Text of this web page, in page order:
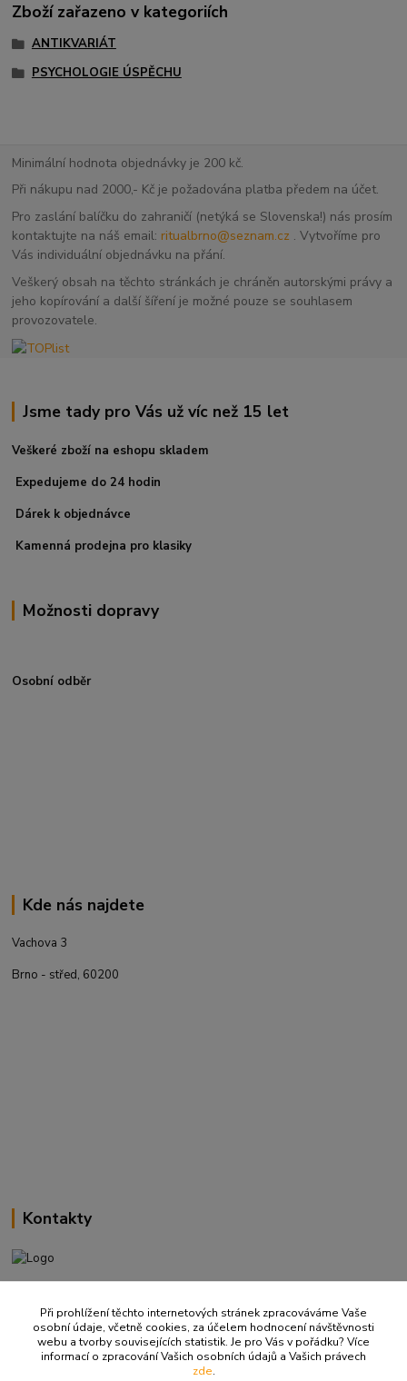
Zboží zařazeno v kategoriích
ANTIKVARIÁT
PSYCHOLOGIE ÚSPĚCHU
Minimální hodnota objednávky je 200 kč.
Při nákupu nad 2000,- Kč je požadována platba předem na účet.
Pro zaslání balíčku do zahraničí (netýká se Slovenska!) nás prosím
kontaktujte na náš email: ritualbrno@seznam.cz . Vytvoříme pro
Vás individuální objednávku na přání.
Veškerý obsah na těchto stránkách je chráněn autorskými právy a
jeho kopírování a další šíření je možné pouze se souhlasem
provozovatele.
Jsme tady pro Vás už víc než 15 let
Veškeré zboží na eshopu skladem
Expedujeme do 24 hodin
Dárek k objednávce
Kamenná prodejna pro klasiky
Možnosti dopravy
Osobní odběr
Kde nás najdete
Vachova 3
Brno - střed, 60200
Kontakty
(Po-Pá, 9-18 hod.)
info@ritualbrno-eshop.cz
Při prohlížení těchto internetových stránek zpracováváme Vaše
osobní údaje, včetně cookies, za účelem hodnocení návštěvnosti
webu a tvorby souvisejících statistik. Je pro Vás v pořádku? Více
informací o zpracování Vašich osobních údajů a Vašich právech
zde.